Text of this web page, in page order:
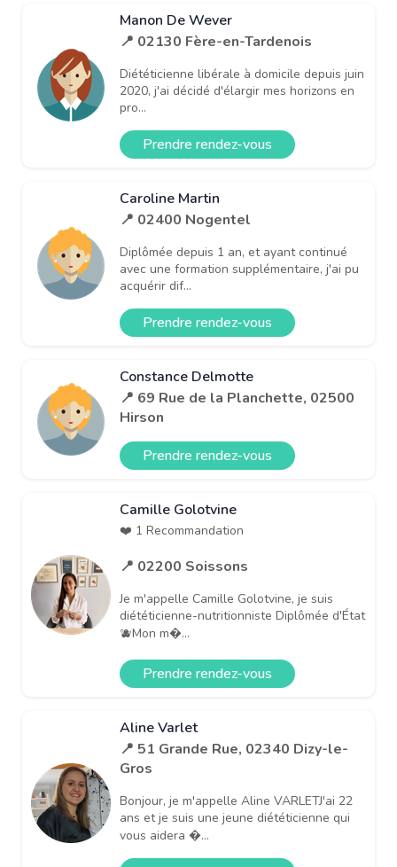
Manon De Wever
📍 02130 Fère-en-Tardenois
Diététicienne libérale à domicile depuis juin
2020, j'ai décidé d'élargir mes horizons en
pro...
Prendre rendez-vous
Caroline Martin
📍 02400 Nogentel
Diplômée depuis 1 an, et ayant continué
avec une formation supplémentaire, j'ai pu
acquérir dif...
Prendre rendez-vous
Constance Delmotte
📍 69 Rue de la Planchette, 02500
Hirson
Prendre rendez-vous
Camille Golotvine
❤️ 1 Recommandation
📍 02200 Soissons
Je m'appelle Camille Golotvine, je suis
diététicienne-nutritionniste Diplômée d'État
🫐Mon m�...
Prendre rendez-vous
Aline Varlet
📍 51 Grande Rue, 02340 Dizy-le-
Gros
Bonjour, je m'appelle Aline VARLETJ'ai 22
ans et je suis une jeune diététicienne qui
vous aidera �...